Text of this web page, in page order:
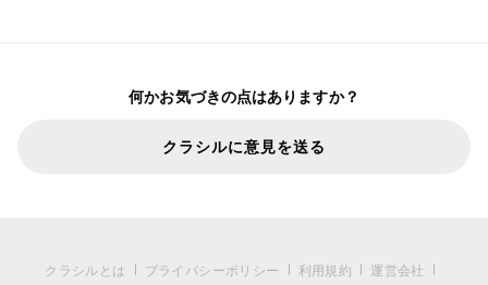
何かお気づきの点はありますか？
クラシルに意見を送る
クラシルとは プライバシーポリシー 利用規約
運営会社